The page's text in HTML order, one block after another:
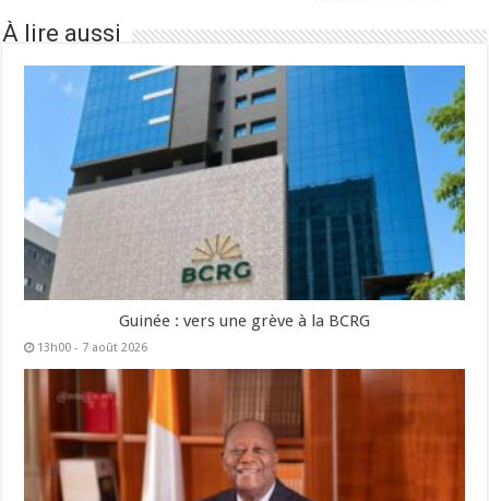
À lire aussi
Guinée : vers une grève à la BCRG
13h00 - 7 août 2026